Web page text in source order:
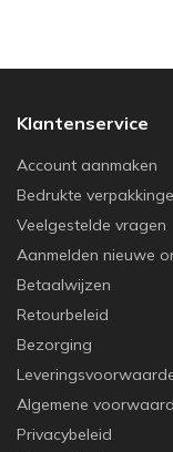
Klantenservice
Account aanmaken
Bedrukte
Veelgestelde vragen
Aanmelden nieuwe
Betaalwijzen
Retourbeleid
Bezorging
Algemene
Privacybeleid